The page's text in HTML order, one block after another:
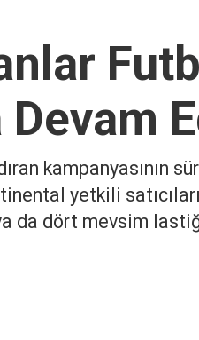
kampanyasının
yetkili
dört mevsim